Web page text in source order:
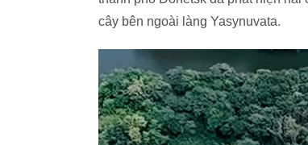
cây bên ngoài làng Yasynuvata.